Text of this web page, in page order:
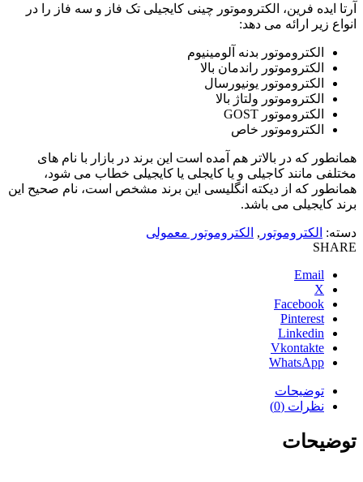
آرتا ایده فرین، الکتروموتور چینی کایجیلی تک فاز و سه فاز را در
انواع زیر ارائه می دهد:
الکتروموتور بدنه آلومینیوم
الکتروموتور راندمان بالا
الکتروموتور یونیورسال
الکتروموتور ولتاژ بالا
الکتروموتور GOST
الکتروموتور خاص
همانطور که در بالاتر هم آمده است این برند در بازار با نام های
مختلفی مانند کاجیلی و یا کایجلی یا کایجیلی خطاب می شود،
همانطور که از دیکته انگلیسی این برند مشخص است، نام صحیح این
برند کایجیلی می باشد.
دسته: الکتروموتور , الکتروموتور معمولی
SHARE
Email
X
Facebook
Pinterest
Linkedin
Vkontakte
WhatsApp
توضیحات
نظرات (0)
توضیحات